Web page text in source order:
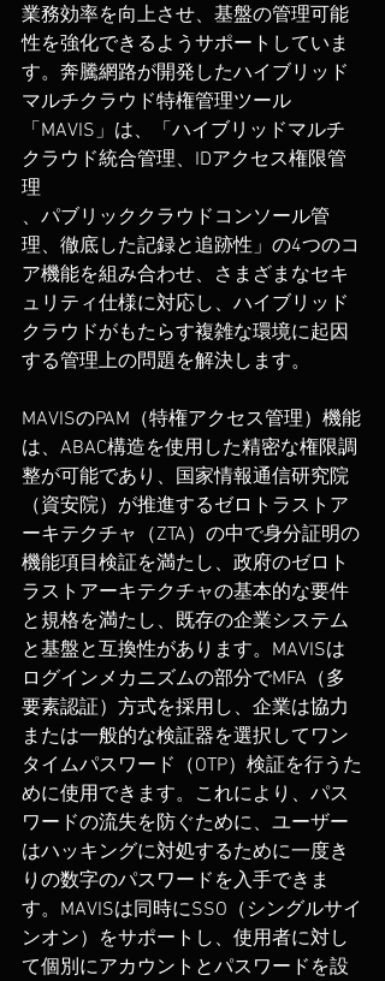
業務効率を向上させ、基盤の管理可能
性を強化できるようサポートしていま
す。奔騰網路が開発したハイブリッド
マルチクラウド特権管理ツール
「MAVIS」は、「ハイブリッドマルチ
クラウド統合管理、IDアクセス権限管
理
、パブリッククラウドコンソール管
理、徹底した記録と追跡性」の4つのコ
ア機能を組み合わせ、さまざまなセキ
ュリティ仕様に対応し、ハイブリッド
クラウドがもたらす複雑な環境に起因
する管理上の問題を解決します。
MAVISのPAM（特権アクセス管理）機能
は、ABAC構造を使用した精密な権限調
整が可能であり、国家情報通信研究院
（資安院）が推進するゼロトラストア
ーキテクチャ（ZTA）の中で身分証明の
機能項目検証を満たし、政府のゼロト
ラストアーキテクチャの基本的な要件
と規格を満たし、既存の企業システム
と基盤と互換性があります。MAVISは
ログインメカニズムの部分でMFA（多
要素認証）方式を採用し、企業は協力
または一般的な検証器を選択してワン
タイムパスワード（OTP）検証を行うた
めに使用できます。これにより、パス
ワードの流失を防ぐために、ユーザー
はハッキングに対処するために一度き
りの数字のパスワードを入手できま
す。MAVISは同時にSSO（シングルサイ
ンオン）をサポートし、使用者に対し
て個別にアカウントとパスワードを設